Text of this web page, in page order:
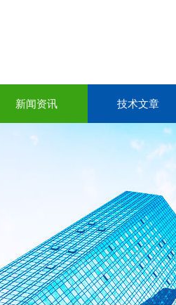
新闻资讯 技术文章